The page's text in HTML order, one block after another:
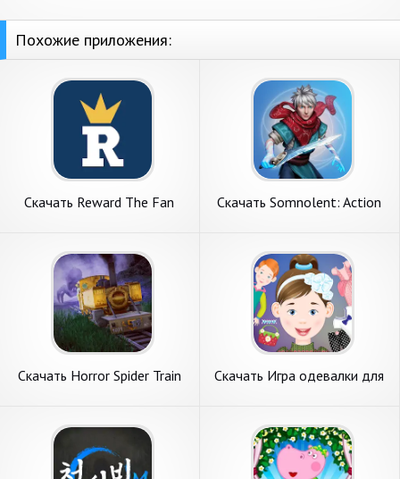
Похожие приложения:
Скачать Reward The Fan
Скачать Somnolent: Action
Скачать Horror Spider Train
Скачать Игра одевалки для